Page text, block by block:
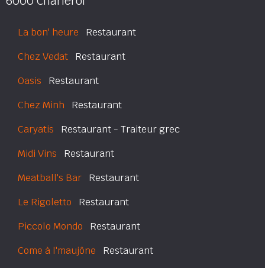
La bon' heure Restaurant
Chez Vedat Restaurant
Oasis Restaurant
Chez Minh Restaurant
Caryatis Restaurant - Traiteur grec
Midi Vins Restaurant
Meatball's Bar Restaurant
Le Rigoletto Restaurant
Piccolo Mondo Restaurant
Come à l'maujône Restaurant